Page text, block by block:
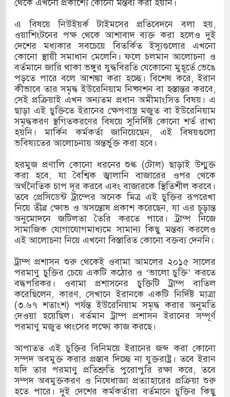
কুতুবদিয়া শিপিং চ্যানেলে জালের জড়ালে মারাত্মক
রুশ নাগরিকদের মারামারি: নিহত ১
থেকে এখনো প্রকাশ্যে কোনো মন্তব্য করা হয়নি।
এ বিষয়ে নিউইয়র্ক টাইমসের প্রতিবেদনে বলা হয়,
ওয়াশিংটনের পক্ষ থেকে আশাবাদ ব্যক্ত করা হলেও দুই
দেশের মধ্যকার সবচেয়ে বিতর্কিত ইস্যুগুলোর এখনো
কোনো স্থায়ী সমাধান মেলেনি। ফলে চলমান আলোচনা ও
বর্তমানে জারি থাকা ভঙ্গুর যুদ্ধবিরতি যেকোনো মুহূর্তে ভেঙে
পড়তে পারে বলে আশঙ্কা করা হচ্ছে। বিশেষ করে, ইরান
কীভাবে তার সমৃদ্ধ ইউরেনিয়াম নিষ্কাশন বা হস্তান্তর করবে,
সেই প্রক্রিয়াই এখন অন্যতম প্রধান অমীমাংসিত বিষয়। এ
ছাড়া এই চুক্তিতে ইরানের ক্ষেপণাস্ত্র মজুত বা ইউরেনিয়াম
সমৃদ্ধকরণ স্থগিতকরণের বিষয়ে সুনির্দিষ্ট কোনো শর্ত রাখা
হয়নি। মার্কিন কর্মকর্তা জানিয়েছেন, এই বিষয়গুলো
ভবিষ্যতের আলোচনায় অন্তর্ভুক্ত করা হবে।
হরমুজ প্রণালি কোনো ধরনের শুল্ক (টোল) ছাড়াই উন্মুক্ত
করা হবে, যা বৈশ্বিক জ্বালানি বাজারের ওপর থেকে
অর্থনৈতিক চাপ দূর করবে এবং বাজারকে স্থিতিশীল করবে।
তবে প্রেসিডেন্ট ট্রাম্পের অনেক মিত্র এই চুক্তির রূপরেখা
নিয়ে তীব্র ক্ষোভ ও অসন্তোষ প্রকাশ করেছেন, যা এর চূড়ান্ত
অনুমোদনে জটিলতা তৈরি করতে পারে। ট্রাম্প নিজে
সামাজিক যোগাযোগমাধ্যমে সামান্য কিছু মন্তব্য করলেও
এই আলোচনা নিয়ে এখনো বিস্তারিত কোনো বক্তব্য দেননি।
ট্রাম্প প্রশাসন শুরু থেকেই ওবামা আমলের ২০১৫ সালের
পরমাণু চুক্তির চেয়ে একটি কঠোর ও ‘ভালো চুক্তি’ করতে
বদ্ধপরিকর। ওবামা প্রশাসনের চুক্তিটি ট্রাম্প বাতিল
করেছিলেন, কারণ, সেখানে ইরানকে একটি নির্দিষ্ট মাত্রা
(৩.৬৭ শতাংশ) পর্যন্ত ইউরেনিয়াম সমৃদ্ধ করার অনুমতি
দেওয়া হয়েছিল। বর্তমান ট্রাম্প প্রশাসন ইরানের সম্পূর্ণ
পরমাণু মজুত ধ্বংসের লক্ষ্যে কাজ করছে।
আপাতত এই চুক্তির বিনিময়ে ইরানের জব্দ করা কোনো
সম্পদ অবমুক্ত করার প্রস্তাব দিচ্ছে না যুক্তরাষ্ট্র। তবে ইরান
যদি তার পরমাণু প্রতিশ্রুতি পুরোপুরি রক্ষা করে, তবে
সম্পদ অবমুক্তকরণ ও নিষেধাজ্ঞা প্রত্যাহারের প্রক্রিয়া শুরু
হতে পারে। দুই দেশের কর্মকর্তারা বর্তমানে চুক্তির কিছু